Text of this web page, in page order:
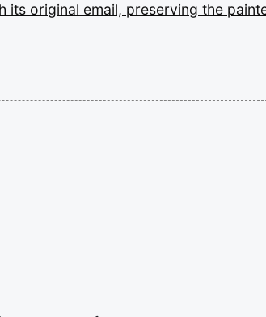
its original email, preserving the